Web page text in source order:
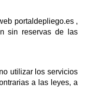
portaldepliego.es ,
sin reservas de las
utilizar los servicios
a las leyes, a